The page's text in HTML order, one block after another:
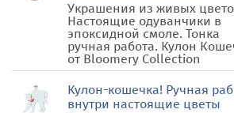
Украшения из живых
Настоящие одуванчики в
эпоксидной смоле. Тонка
ручная работа. Кулон
от Bloomery Collection
Кулон-кошечка! Ручная
внутри настоящие цветы